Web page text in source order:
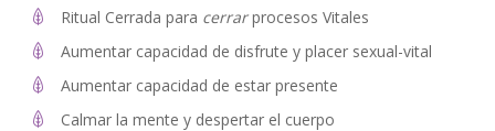
Ritual Cerrada para cerrarprocesos Vitales
Aumentar capacidad de disfrute y placer sexual-vital
Aumentar capacidad de estar presente
Calmar la mente y despertar el cuerpo